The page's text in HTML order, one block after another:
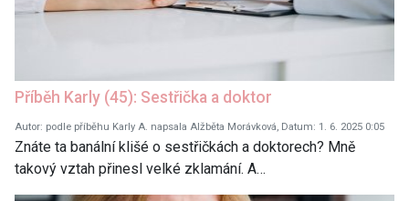
Příběh Karly (45): Sestřička a doktor
Autor: podle příběhu Karly A. napsala Alžběta Morávková, Datum: 1. 6. 2025 0:05
Znáte ta banální klišé o sestřičkách a doktorech? Mně
takový vztah přinesl velké zklamání. A…